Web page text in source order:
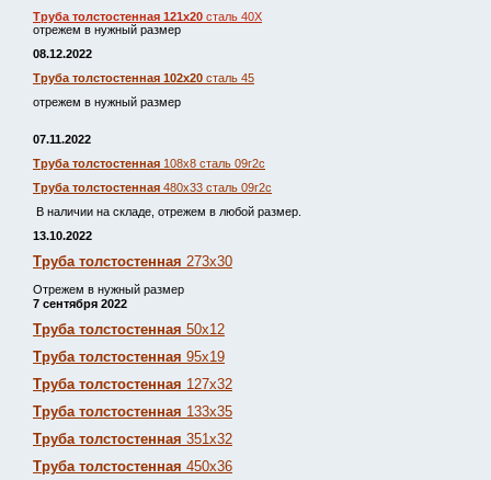
Труба толстостенная 121х20 сталь 40Х
отрежем в нужный размер
08.12.2022
Труба толстостенная 102х20 сталь 45
отрежем в нужный размер
07.11.2022
Труба толстостенная 108х8 сталь 09г2с
Труба толстостенная 480х33 сталь 09г2с
В наличии на складе, отрежем в любой размер.
13.10.2022
Труба толстостенная 273х30
Отрежем в нужный размер
7 сентября 2022
Труба толстостенная 50х12
Труба толстостенная 95х19
Труба толстостенная 127х32
Труба толстостенная 133х35
Труба толстостенная 351х32
Труба толстостенная 450х36